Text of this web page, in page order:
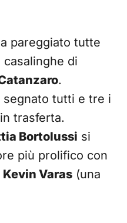
pareggiato tutte
di
.
segnato tutti e tre i
trasferta.
Bortolussi si
più prolifico con
Kevin Varas (una